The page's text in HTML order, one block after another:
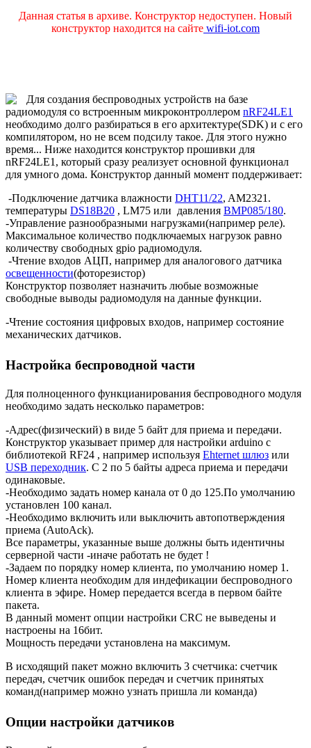
Данная статья в архиве. Конструктор недоступен. Новый
конструктор находится на сайте wifi-iot.com
Для создания беспроводных устройств на базе
радиомодуля со встроенным микроконтроллером nRF24LE1
необходимо долго разбираться в его архитектуре(SDK) и c его
компилятором, но не всем подсилу такое. Для этого нужно
время... Ниже находится конструктор прошивки для
nRF24LE1, который сразу реализует основной функционал
для умного дома. Конструктор данный момент поддерживает:
-Подключение датчика влажности DHT11/22, AM2321.
температуры DS18B20 , LM75 или давления BMP085/180.
-Управление разнообразными нагрузками(например реле).
Максимальное количество подключаемых нагрузок равно
количеству свободных gpio радиомодуля.
-Чтение входов АЦП, например для аналогового датчика
освещенности(фоторезистор)
Конструктор позволяет назначить любые возможные
свободные выводы радиомодуля на данные функции.
-Чтение состояния цифровых входов, например состояние
механических датчиков.
Настройка беспроводной части
Для полноценного функцианирования беспроводного модуля
необходимо задать несколько параметров:
-Адрес(физический) в виде 5 байт для приема и передачи.
Конструктор указывает пример для настройки arduino с
библиотекой RF24 , например используя Ehternet шлюз или
USB переходник. С 2 по 5 байты адреса приема и передачи
одинаковые.
-Необходимо задать номер канала от 0 до 125.По умолчанию
установлен 100 канал.
-Необходимо включить или выключить автопотверждения
приема (AutoAck).
Все параметры, указанные выше должны быть идентичны
серверной части -иначе работать не будет !
-Задаем по порядку номер клиента, по умолчанию номер 1.
Номер клиента необходим для индефикации беспроводного
клиента в эфире. Номер передается всегда в первом байте
пакета.
В данный момент опции настройки CRC не выведены и
настроены на 16бит.
Мощность передачи установлена на максимум.
В исходящий пакет можно включить 3 счетчика: счетчик
передач, счетчик ошибок передач и счетчик принятых
команд(например можно узнать пришла ли команда)
Опции настройки датчиков